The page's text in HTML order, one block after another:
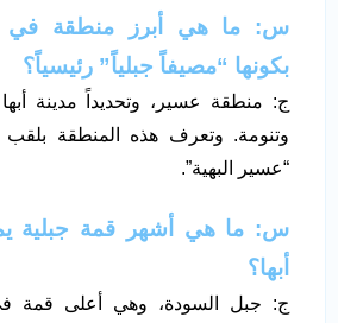
س: ما هي أبرز منطقة في
بكونها “مصيفاً جبلياً” رئيسياً؟
ج: منطقة عسير، وتحديداً مدينة
وتنومة. وتعرف هذه المنطقة بلقب
“عسير البهية”.
س: ما هي أشهر قمة جبلية
أبها؟
ج: جبل السودة، وهي أعلى قمة في